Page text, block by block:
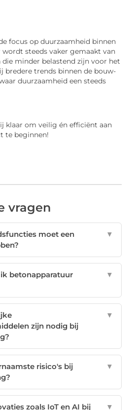
focus op duurzaamheid binnen
wordt steeds vaker gemaakt van
minder belastend zijn voor het
bredere trends binnen de bouw-
duurzaamheid een steeds
klaar om veilig én efficiënt aan
te beginnen!
vragen
moet een
▼
betonapparatuur
▼
zijn nodig bij
▼
risico's bij
▼
zoals IoT en AI bij
▼